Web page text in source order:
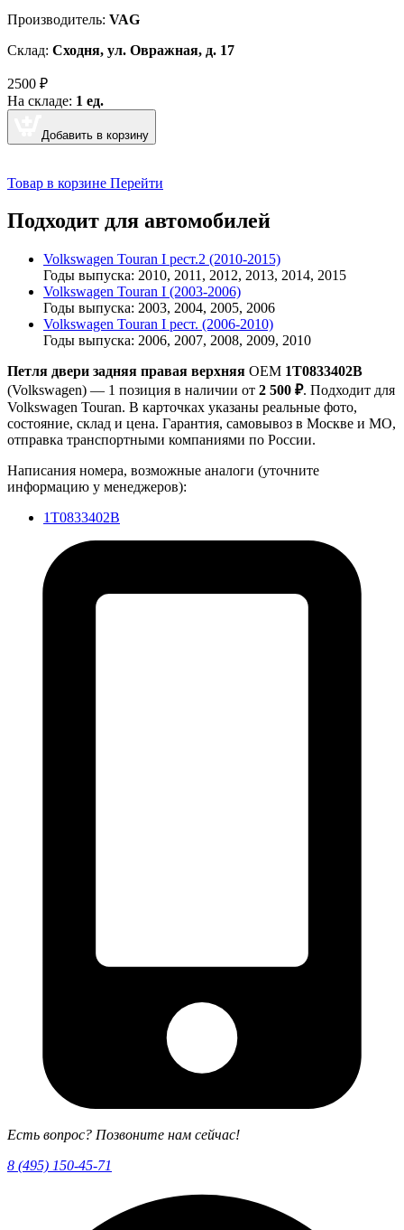
Производитель: VAG
Склад: Сходня, ул. Овражная, д. 17
2500 ₽
На складе: 1 ед.
Добавить в корзину
Товар в корзине Перейти
Подходит для автомобилей
Volkswagen Touran I рест.2 (2010-2015)
Годы выпуска: 2010, 2011, 2012, 2013, 2014, 2015
Volkswagen Touran I (2003-2006)
Годы выпуска: 2003, 2004, 2005, 2006
Volkswagen Touran I рест. (2006-2010)
Годы выпуска: 2006, 2007, 2008, 2009, 2010
Петля двери задняя правая верхняя OEM 1T0833402B
(Volkswagen) — 1 позиция в наличии от 2 500 ₽. Подходит для
Volkswagen Touran. В карточках указаны реальные фото,
состояние, склад и цена. Гарантия, самовывоз в Москве и МО,
отправка транспортными компаниями по России.
Написания номера, возможные аналоги (уточните
информацию у менеджеров):
1T0833402B
Есть вопрос? Позвоните нам сейчас!
8 (495) 150-45-71